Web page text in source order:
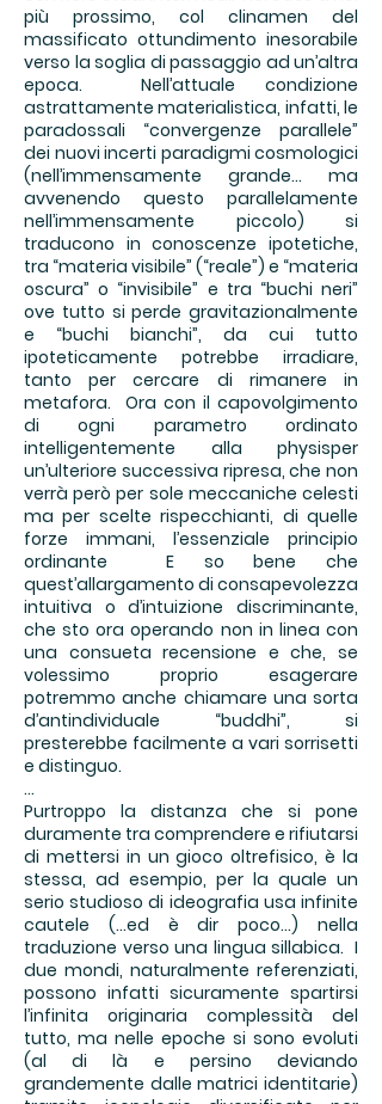
più prossimo, col clinamen del
massificato ottundimento inesorabile
verso la soglia di passaggio ad un’altra
epoca. Nell’attuale condizione
astrattamente materialistica, infatti, le
paradossali “convergenze parallele”
dei nuovi incerti paradigmi cosmologici
(nell’immensamente grande... ma
avvenendo questo parallelamente
nell’immensamente piccolo) si
traducono in conoscenze ipotetiche,
tra “materia visibile” (“reale”) e “materia
oscura” o “invisibile” e tra “buchi neri”
ove tutto si perde gravitazionalmente
e “buchi bianchi”, da cui tutto
ipoteticamente potrebbe irradiare,
tanto per cercare di rimanere in
metafora. Ora con il capovolgimento
di ogni parametro ordinato
intelligentemente alla physisper
un’ulteriore successiva ripresa, che non
verrà però per sole meccaniche celesti
ma per scelte rispecchianti, di quelle
forze immani, l’essenziale principio
ordinante E so bene che
quest’allargamento di consapevolezza
intuitiva o d’intuizione discriminante,
che sto ora operando non in linea con
una consueta recensione e che, se
volessimo proprio esagerare
potremmo anche chiamare una sorta
d’antindividuale “buddhi”, si
presterebbe facilmente a vari sorrisetti
e distinguo.
...
Purtroppo la distanza che si pone
duramente tra comprendere e rifiutarsi
di mettersi in un gioco oltrefisico, è la
stessa, ad esempio, per la quale un
serio studioso di ideografia usa infinite
cautele (...ed è dir poco...) nella
traduzione verso una lingua sillabica. I
due mondi, naturalmente referenziati,
possono infatti sicuramente spartirsi
l’infinita originaria complessità del
tutto, ma nelle epoche si sono evoluti
(al di là e persino deviando
grandemente dalle matrici identitarie)